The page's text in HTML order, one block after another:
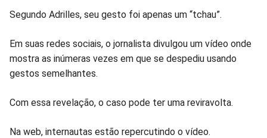
Segundo Adrilles, seu gesto foi apenas um “tchau”.
Em suas redes sociais, o jornalista divulgou um vídeo onde
mostra as inúmeras vezes em que se despediu usando
gestos semelhantes.
Com essa revelação, o caso pode ter uma reviravolta.
Na web, internautas estão repercutindo o vídeo.